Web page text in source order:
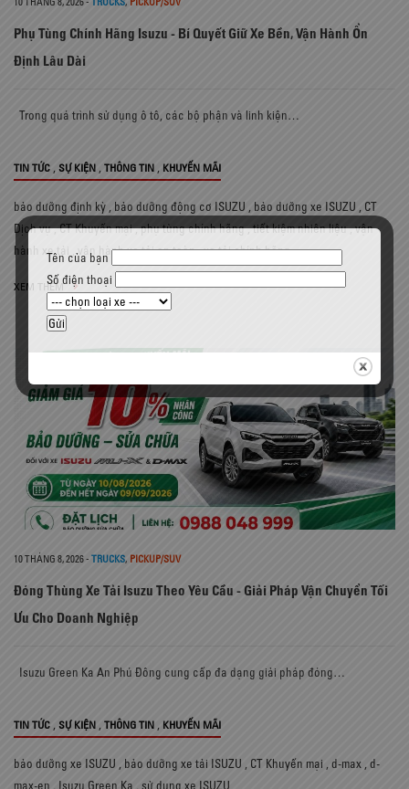
Phụ Tùng Chính Hãng Isuzu - Bí Quyết Giữ Xe Bền, Vận Hành Ổn
Định Lâu Dài
Trong quá trình sử dụng ô tô, các bộ phận và linh kiện…
TIN TỨC SỰ KIỆN THÔNG TIN KHUYẾN MÃI
bảo dưỡng định kỳ bảo dưỡng động cơ ISUZU bảo dưỡng xe ISUZU
CT
Dịch vụ,CT Khuyến mại,phụ tùng chính hãng,tiết kiệm nhiên liệu,vận
hành xe tải
vận hành xe tải an toàn,xe tải chính hãng
XEM THÊM
10 THÁNG 8, 2026- TRUCKS, PICKUP/SUV
Đóng Thùng Xe Tải Isuzu Theo Yêu Cầu - Giải Pháp Vận Chuyển Tối
Ưu Cho Doanh Nghiệp
Isuzu Green Ka An Phú Đông cung cấp đa dạng giải pháp đóng…
TIN TỨC SỰ KIỆN THÔNG TIN KHUYẾN MÃI
bảo dưỡng xe ISUZU bảo dưỡng xe tải ISUZU CT Khuyến mại d-max
d-
max-en
Isuzu Green Ka sử dụng xe ISUZU
Tên của bạn
Số điện thoại